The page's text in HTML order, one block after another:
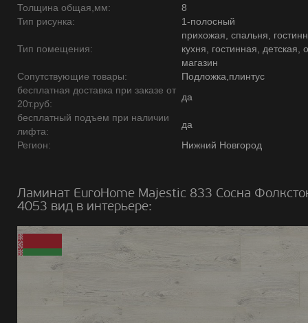
Толщина общая,мм:
8
Тип рисунка:
1-полосный
Тип помещения:
прихожая, спальня,
кухня, гостинная, детская,
магазин
Сопутствующие товары:
Подложка,плинтус
бесплатная доставка при заказе от
20т.руб:
да
бесплатный подъем при наличии
лифта:
да
Регион:
Нижний Новгород
Ламинат EuroHome Majestic 833 Сосна
4053 вид в интерьере: